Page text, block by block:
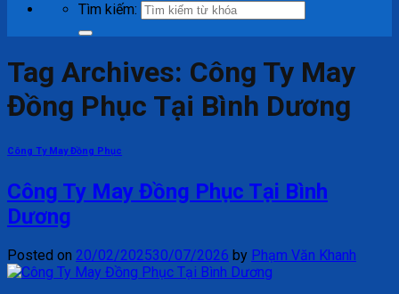
Tìm kiếm:
Tag Archives: Công Ty May
Đồng Phục Tại Bình Dương
Công Ty May Đồng Phục
Công Ty May Đồng Phục Tại Bình
Dương
Posted on 20/02/202530/07/2026 by Phạm Văn Khanh